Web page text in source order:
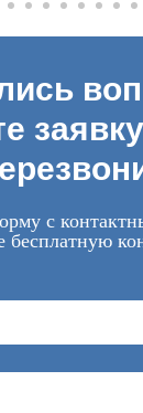
с
бесплатную